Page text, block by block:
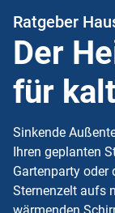
Ratgeber
Der
für
Sinkende
Ihren geplanten
Gartenparty oder
Sternenzelt aufs
wärmenden